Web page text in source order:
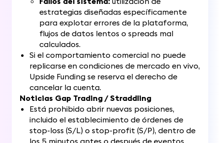
estrategias diseñadas específicamente
para explotar errores de la plataforma,
flujos de datos lentos o spreads mal
calculados.
Si el comportamiento comercial no puede
replicarse en condiciones de mercado en vivo,
Upside Funding se reserva el derecho de
cancelar la cuenta.
Noticias Gap Trading / Straddling
Está prohibido abrir nuevas posiciones,
incluido el establecimiento de órdenes de
stop-loss (S/L) o stop-profit (S/P), dentro de